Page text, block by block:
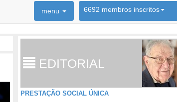
menu 6692 membros inscritos
EDITORIAL
PRESTAÇÃO SOCIAL ÚNICA